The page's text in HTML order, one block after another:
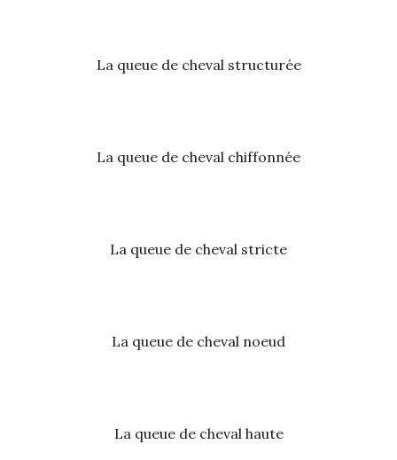
La queue de cheval structurée
La queue de cheval chiffonnée
La queue de cheval stricte
La queue de cheval noeud
La queue de cheval haute